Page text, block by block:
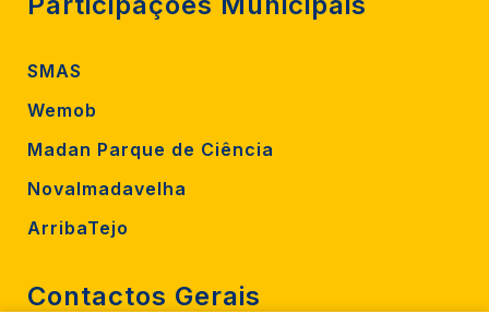
SMAS
Wemob
Madan Parque de Ciência
Novalmadavelha
ArribaTejo
Contactos Gerais